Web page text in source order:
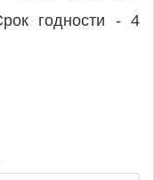
годности - 4